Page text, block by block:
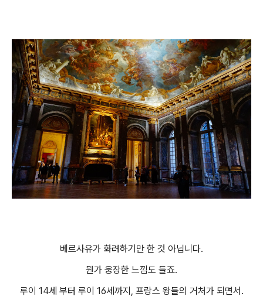
베르사유가 화려하기만 한 것 아닙니다.
뭔가 웅장한 느낌도 들죠.
루이 14세 부터 루이 16세까지, 프랑스 왕들의 거처가 되면서.